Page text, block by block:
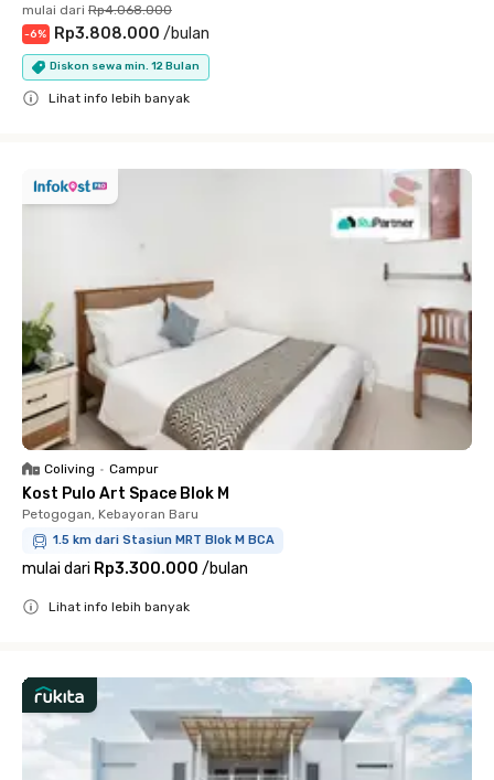
mulai dari Rp4.068.000
-6% Rp3.808.000 /bulan
Diskon sewa min. 12 Bulan
Lihat info lebih banyak
Coliving • Campur
Kost Pulo Art Space Blok M
Petogogan, Kebayoran Baru
1.5 km dari Stasiun MRT Blok M BCA
mulai dari Rp3.300.000 /bulan
Lihat info lebih banyak